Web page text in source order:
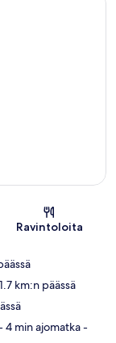
Ravintoloita
km:n päässä
4 min ajomatka-